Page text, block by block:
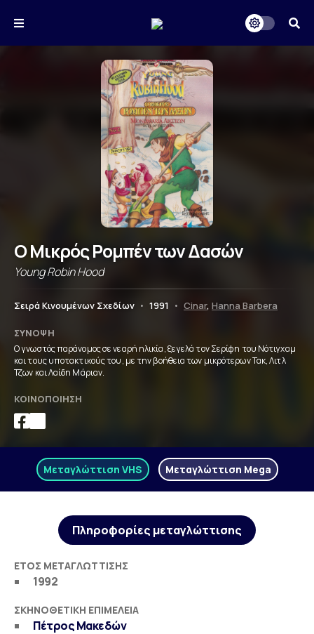
Ο Μικρός Ρομπέν των Δασών
Young Robin Hood
Σειρά Κινουμένων Σχεδίων • 1991 • Cinar, Hanna Barbera
ΣΎΝΟΨΗ
Ο γνωστός παράνομος σε νεαρή ηλικία, ξεγελά τον Σερίφη του Νότιγχαμ
και τους υποτακτικούς του, με την βοήθεια των μικρότερων Τακ, Λιτλ
Τζων και Λαίδη Μάριαν.
ΚΟΙΝΟΠΟΊΗΣΗ
Μεταγλώττιση VHS Μεταγλώττιση Mega
Πληροφορίες μεταγλώττισης
ΈΤΟΣ ΜΕΤΑΓΛΏΤΤΙΣΗΣ
1992
ΣΚΗΝΟΘΕΤΙΚΉ ΕΠΙΜΈΛΕΙΑ
Πέτρος Μακεδών